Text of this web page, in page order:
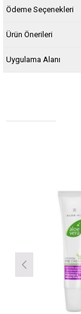
Ödeme Seçenekleri
Ürün Önerileri
Uygulama Alanı